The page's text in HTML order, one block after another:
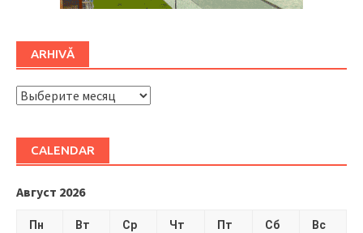
ARHIVĂ
ARHIVĂ
CALENDAR
Август 2026
Пн Вт Ср Чт Пт Сб Вс